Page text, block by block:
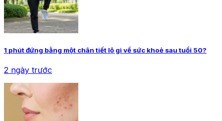
1 phút đứng bằng một chân tiết lộ gì về sức khoẻ sau tuổi 50?
2 ngày trước